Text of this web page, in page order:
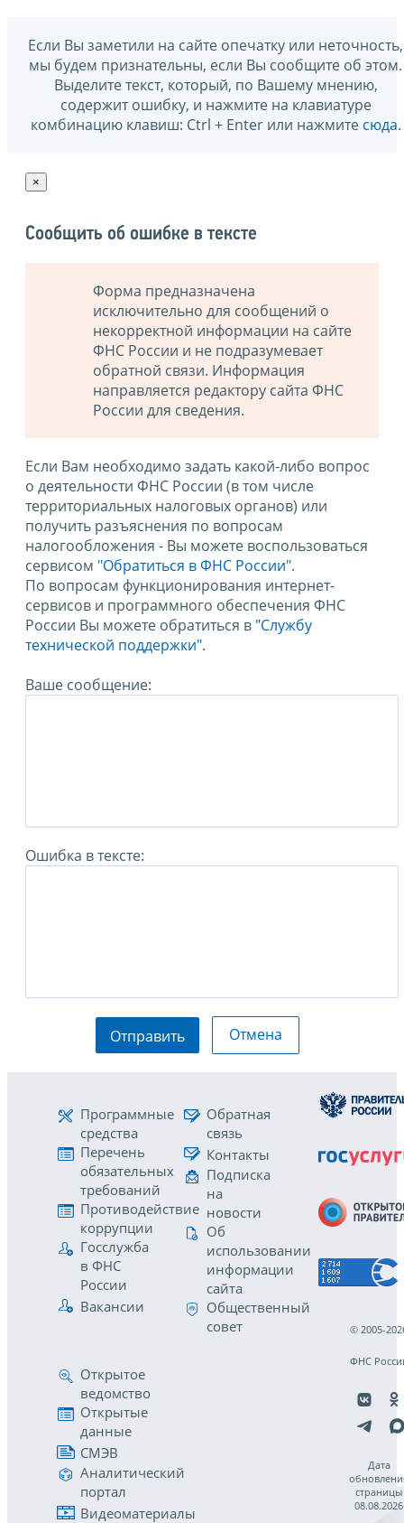
Если Вы заметили на сайте опечатку или неточность,
мы будем признательны, если Вы сообщите об этом.
Выделите текст, который, по Вашему мнению,
содержит ошибку, и нажмите на клавиатуре
комбинацию клавиш: Ctrl + Enter или нажмите сюда.
×
Сообщить об ошибке в тексте
Форма предназначена
исключительно для сообщений о
некорректной информации на сайте
ФНС России и не подразумевает
обратной связи. Информация
направляется редактору сайта ФНС
России для сведения.
Если Вам необходимо задать какой-либо вопрос
о деятельности ФНС России (в том числе
территориальных налоговых органов) или
получить разъяснения по вопросам
налогообложения - Вы можете воспользоваться
сервисом "Обратиться в ФНС России".
По вопросам функционирования интернет-
сервисов и программного обеспечения ФНС
России Вы можете обратиться в "Службу
технической поддержки".
Ваше сообщение:
Ошибка в тексте:
Отправить Отмена
Программные
средства
Перечень
обязательных
требований
Противодействие
коррупции
Госслужба
в ФНС
России
Вакансии
Обратная
связь
Контакты
Подписка
на
новости
Об
использовании
информации
сайта
Общественный
совет
Открытое
ведомство
Открытые
данные
СМЭВ
Аналитический
портал
Видеоматериалы
© 2005-
ФНС
Дата
страницы
08.08.2026